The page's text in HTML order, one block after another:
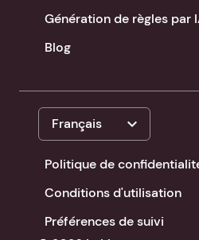
Génération de règles par
Blog
Français expand_more
Politique de
Conditions d'utilisation
Préférences de suivi